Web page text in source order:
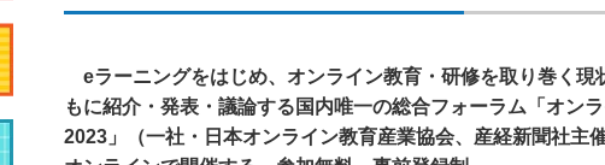
eラーニングをはじめ、オンライン教育・研修を取り巻く現
もに紹介・発表・議論する国内唯一の総合フォーラム「オン
2023」（一社・日本オンライン教育産業協会、産経新聞社主